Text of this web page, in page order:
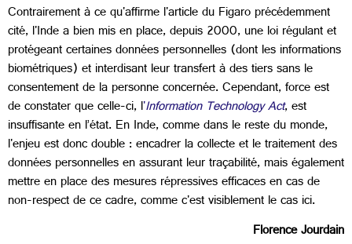
Contrairement à ce qu'affirme l'article du Figaro précédemment
cité, l'Inde a bien mis en place, depuis 2000, une loi régulant et
protégeant certaines données personnelles (dont les informations
biométriques) et interdisant leur transfert à des tiers sans le
consentement de la personne concernée. Cependant, force est
de constater que celle-ci, l'Information Technology Act, est
insuffisante en l’état. En Inde, comme dans le reste du monde,
l'enjeu est donc double : encadrer la collecte et le traitement des
données personnelles en assurant leur traçabilité, mais également
mettre en place des mesures répressives efficaces en cas de
non-respect de ce cadre, comme c'est visiblement le cas ici.
Florence Jourdain